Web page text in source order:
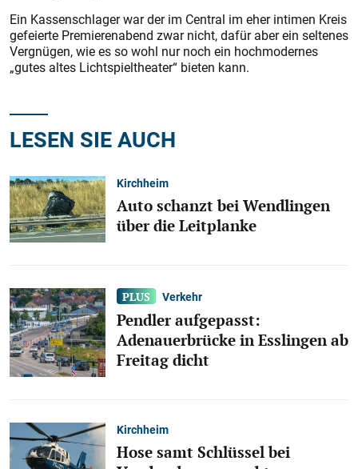
Ein Kassenschlager war der im Central im eher intimen Kreis
gefeierte Premierenabend zwar nicht, dafür aber ein seltenes
Vergnügen, wie es so wohl nur noch ein hochmodernes
„gutes altes Lichtspieltheater“ bieten kann.
LESEN SIE AUCH
Kirchheim
Auto schanzt bei Wendlingen
über die Leitplanke
Verkehr
Pendler aufgepasst:
Adenauerbrücke in Esslingen ab
Freitag dicht
Kirchheim
Hose samt Schlüssel bei